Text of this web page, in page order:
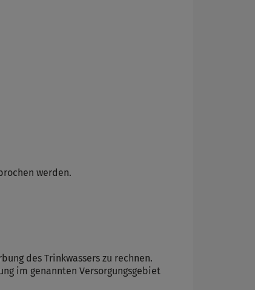
werden.
des Trinkwassers zu rechnen.
im genannten Versorgungsgebiet